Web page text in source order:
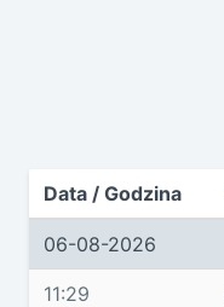
Data / Godzina
06-08-2026
11:29